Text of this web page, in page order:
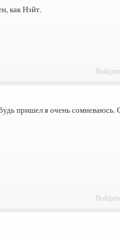
как Нэйт.
пришел я очень сомневаюсь.